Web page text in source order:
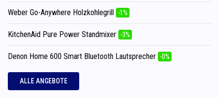
Weber Go-Anywhere Holzkohlegrill -1%
KitchenAid Pure Power Standmixer -3%
Denon Home 600 Smart Bluetooth Lautsprecher -0%
ALLE ANGEBOTE